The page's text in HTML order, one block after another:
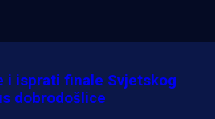
i isprati finale Svjetskog
dobrodošlice